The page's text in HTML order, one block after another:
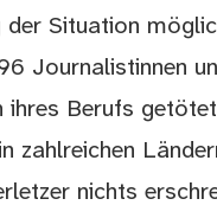
der Situation
Journalistinnen
ihres Berufs
zahlreichen
nichts